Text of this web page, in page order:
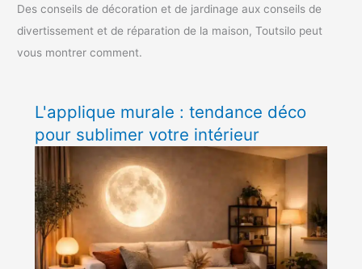
Des conseils de décoration et de jardinage aux conseils de
divertissement et de réparation de la maison, Toutsilo peut
vous montrer comment.
L'applique murale : tendance déco
pour sublimer votre intérieur